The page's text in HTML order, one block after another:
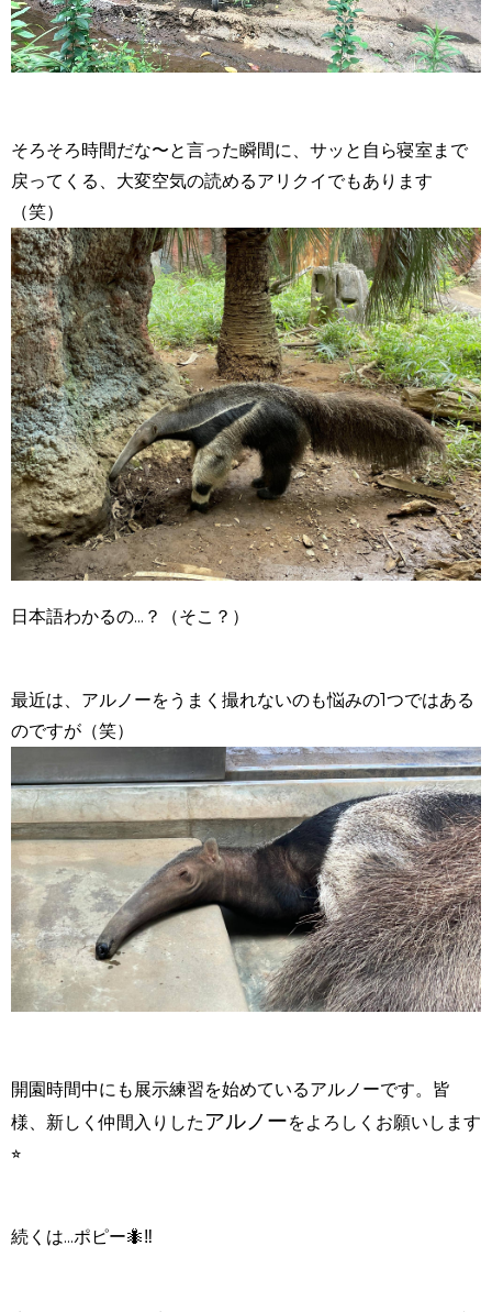
そろそろ時間だな〜と言った瞬間に、サッと自ら寝室まで
戻ってくる、大変空気の読めるアリクイでもあります
（笑）
日本語わかるの...？（そこ？）
最近は、アルノーをうまく撮れないのも悩みの1つではある
のですが（笑）
開園時間中にも展示練習を始めているアルノーです。皆
様、新しく仲間入りした アルノーをよろしくお願いします
⭐
続くは...ポピー🐜‼︎